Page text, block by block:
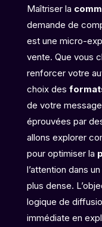
Maîtriser la
demande de
est une micro-
vente. Que vous
renforcer votre
choix des
de votre
éprouvées par
allons explorer
pour optimiser la
l’attention dans
plus dense.
logique de
immédiate en